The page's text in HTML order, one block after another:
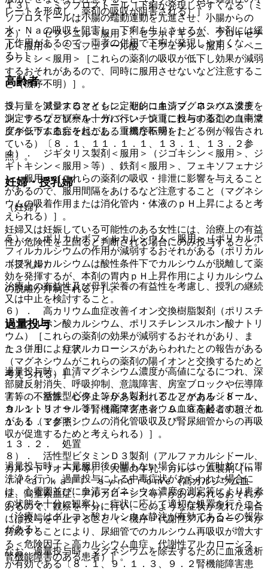
１３）． ミソプロストール［下痢が発現しやすくなる（ミ
ソプロストールは小腸の蠕動運動を亢進させ、小腸からの
水・Ｎａの吸収を阻害し、下痢を生じさせるが、本剤には緩
下作用があるので、両者の併用で下痢が発現しやすくな
る）］。
高齢者
投与量を減量するとともに定期的に血清マグネシウム濃度を
測定するなど観察を十分に行い、慎重に投与すること（高マ
グネシウム血症を起こし、重篤な転帰をたどる例が報告され
ている）〔８．１、１１．１．１、１３．１、１３．２参
照〕。
妊婦・授乳婦
（妊婦）
妊婦又は妊娠している可能性のある女性には、治療上の有益
性が危険性を上回ると判断される場合にのみ投与すること。
（授乳婦）
治療上の有益性及び母乳栄養の有益性を考慮し、授乳の継続
又は中止を検討すること。
過量投与
１３．１． 症状
過量投与時、血清マグネシウム濃度が高値になるにつれ、深
部腱反射消失、呼吸抑制、意識障害、房室ブロックや伝導障
害等の不整脈、心停止等があらわれることがある〔８．１、
９．１．３、９．２腎機能障害患者、９．８高齢者の項、１
１．１．１参照〕。
１３．２． 処置
過量投与時、大量服用後の間もない場合には、催吐並びに胃
洗浄を行う。過量投与による中毒症状があらわれた場合に
は、心電図並びに血清マグネシウム濃度の測定等により患者
の状態を十分に観察し、症状に応じて適切な処置を行うこと
（治療にはグルコン酸カルシウム静注が有効であるとの報告
がある）。
なお、過量投与時、マグネシウムを除去するために血液透析
が有効である〔８．１、９．１．３、９．２腎機能障害患
レートを形成し、薬剤の吸収が阻害される）］。
２）． セフジニル＜服用＞、セフポドキシム プロキセチ
ル＜服用＞、ミコフェノール酸 モフェチル＜服用＞、ペニ
シラミン＜服用＞［これらの薬剤の吸収が低下し効果が減弱
するおそれがあるので、同時に服用させないなど注意するこ
と（機序不明）］。
３）． アジスロマイシン、セレコキシブ、ロスバスタチ
ン、ラベプラゾール、ガバペンチン［これらの薬剤の血中濃
度が低下するおそれがある（機序不明）］。
４）． ジギタリス製剤＜服用＞（ジゴキシン＜服用＞、ジ
ギトキシン＜服用＞等）、鉄剤＜服用＞、フェキソフェナジ
ン＜服用＞［これらの薬剤の吸収・排泄に影響を与えること
があるので、服用間隔をあけるなど注意すること（マグネシ
ウムの吸着作用または消化管内・体液のｐＨ上昇によると考
えられる）］。
５）． ポリカルボフィルカルシウム＜服用＞［ポリカルボ
フィルカルシウムの作用が減弱するおそれがある（ポリカル
ボフィルカルシウムは酸性条件下でカルシウムが脱離して薬
効を発揮するが、本剤の胃内ｐＨ上昇作用によりカルシウム
の脱離が抑制される）］。
６）． 高カリウム血症改善イオン交換樹脂製剤（ポリスチ
レンスルホン酸カルシウム、ポリスチレンスルホン酸ナトリ
ウム）［これらの薬剤の効果が減弱するおそれがあり、ま
た、併用によりアルカローシスがあらわれたとの報告がある
（マグネシウムがこれらの薬剤の陽イオンと交換するためと
考えられる）］。
７）． 活性型ビタミンＤ３製剤（アルファカルシドール、
カルシトリオール等）［高マグネシウム血症を起こすおそれ
がある（マグネシウムの消化管吸収及び腎尿細管からの再吸
収が促進するためと考えられる）］。
８）． 活性型ビタミンＤ３製剤（アルファカルシドール、
カルシトリオール等）、大量の牛乳、カルシウム製剤［ｍｉ
ｌｋ−ａｌｋａｌｉ ｓｙｎｄｒｏｍｅ（高カルシウム血
症、高窒素血症、アルカローシス等）があらわれるおそれが
あるので、観察を十分に行い、このような症状が現れた場合
には投与を中止すること（＜機序＞代謝性アルカローシスが
持続することにより、尿細管でのカルシウム再吸収が増大す
る＜危険因子＞高カルシウム血症、代謝性アルカローシス、
腎機能障害のある患者）］。